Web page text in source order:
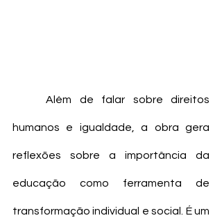
	Além de falar sobre direitos
humanos e igualdade, a obra gera
reflexões sobre a importância da
educação como ferramenta de
transformação individual e social. É um